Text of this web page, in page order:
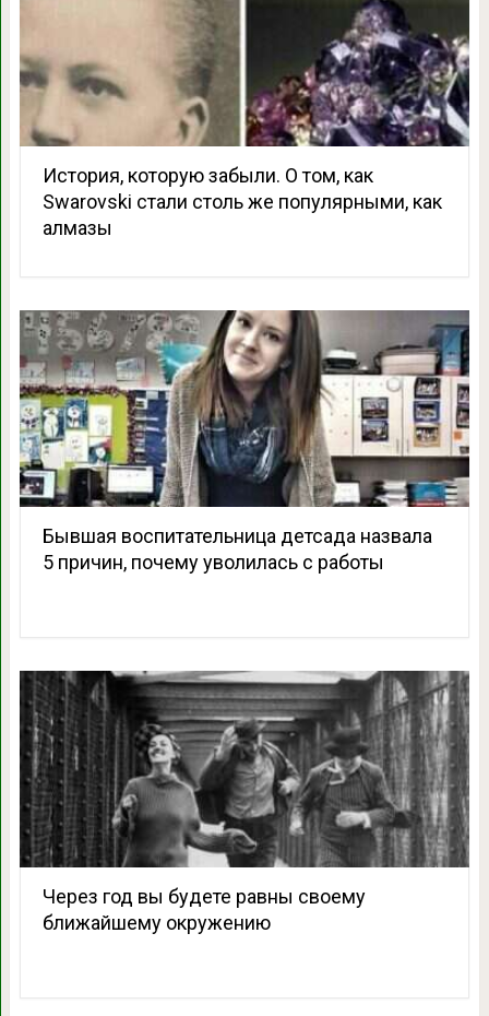
История, которую забыли. О том, как
Swarovski стали столь же популярными, как
алмазы
Бывшая воспитательница детсада назвала
5 причин, почему уволилась с работы
Через год вы будете равны своему
ближайшему окружению